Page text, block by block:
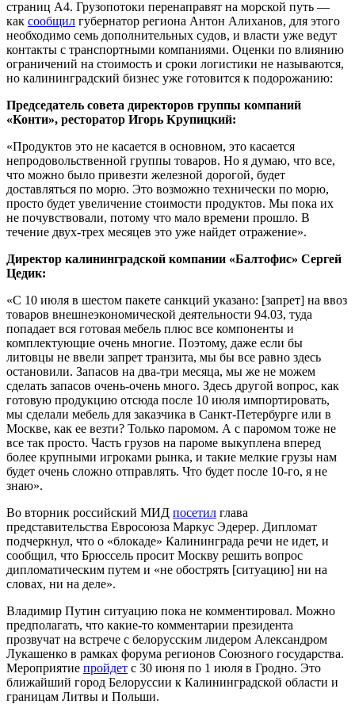
страниц А4. Грузопотоки перенаправят на морской путь —
как сообщил губернатор региона Антон Алиханов, для этого
необходимо семь дополнительных судов, и власти уже ведут
контакты с транспортными компаниями. Оценки по влиянию
ограничений на стоимость и сроки логистики не называются,
но калининградский бизнес уже готовится к подорожанию:
Председатель совета директоров группы компаний
«Конти», ресторатор Игорь Крупицкий:
«Продуктов это не касается в основном, это касается
непродовольственной группы товаров. Но я думаю, что все,
что можно было привезти железной дорогой, будет
доставляться по морю. Это возможно технически по морю,
просто будет увеличение стоимости продуктов. Мы пока их
не почувствовали, потому что мало времени прошло. В
течение двух-трех месяцев это уже найдет отражение».
Директор калининградской компании «Балтофис» Сергей
Цедик:
«С 10 июля в шестом пакете санкций указано: [запрет] на ввоз
товаров внешнеэкономической деятельности 94.03, туда
попадает вся готовая мебель плюс все компоненты и
комплектующие очень многие. Поэтому, даже если бы
литовцы не ввели запрет транзита, мы бы все равно здесь
остановили. Запасов на два-три месяца, мы же не можем
сделать запасов очень-очень много. Здесь другой вопрос, как
готовую продукцию отсюда после 10 июля импортировать,
мы сделали мебель для заказчика в Санкт-Петербурге или в
Москве, как ее везти? Только паромом. А с паромом тоже не
все так просто. Часть грузов на пароме выкуплена вперед
более крупными игроками рынка, и такие мелкие грузы нам
будет очень сложно отправлять. Что будет после 10-го, я не
знаю».
Во вторник российский МИД посетил глава
представительства Евросоюза Маркус Эдерер. Дипломат
подчеркнул, что о «блокаде» Калининграда речи не идет, и
сообщил, что Брюссель просит Москву решить вопрос
дипломатическим путем и «не обострять [ситуацию] ни на
словах, ни на деле».
Владимир Путин ситуацию пока не комментировал. Можно
предполагать, что какие-то комментарии президента
прозвучат на встрече с белорусским лидером Александром
Лукашенко в рамках форума регионов Союзного государства.
Мероприятие пройдет с 30 июня по 1 июля в Гродно. Это
ближайший город Белоруссии к Калининградской области и
границам Литвы и Польши.